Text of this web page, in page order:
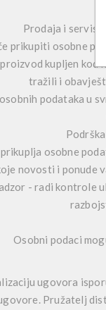
Prodaja i servis
prikupiti osobne
kupljen kod
tražili i
podataka u
osobne
novosti i ponude
- radi kontrole
Osobni podaci
ugovora
Pružatelj